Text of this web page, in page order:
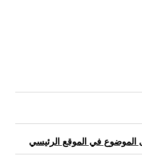
الموضوع في الموقع الرئيسي